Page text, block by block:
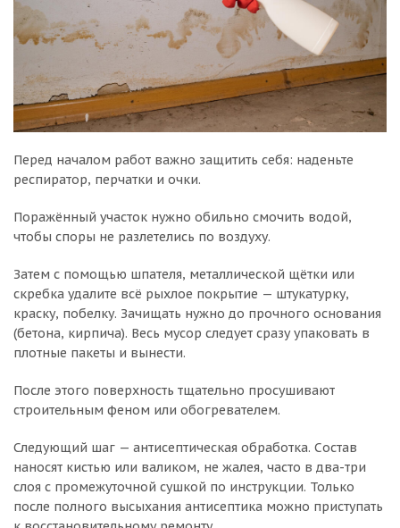
Перед началом работ важно защитить себя: наденьте
респиратор, перчатки и очки.
Поражённый участок нужно обильно смочить водой,
чтобы споры не разлетелись по воздуху.
Затем с помощью шпателя, металлической щётки или
скребка удалите всё рыхлое покрытие — штукатурку,
краску, побелку. Зачищать нужно до прочного основания
(бетона, кирпича). Весь мусор следует сразу упаковать в
плотные пакеты и вынести.
После этого поверхность тщательно просушивают
строительным феном или обогревателем.
Следующий шаг — антисептическая обработка. Состав
наносят кистью или валиком, не жалея, часто в два-три
слоя с промежуточной сушкой по инструкции. Только
после полного высыхания антисептика можно приступать